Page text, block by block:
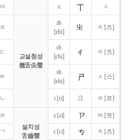
ㅁ x ㅅ
ㅍ
교설첨성
翹舌尖聲
zh
[zhi]
ㅈ [즈]
ㄷ
ch
[chi]
ㅊ [츠]
ㅌ
sh
[shi]
ㅅ [스]
ㄴ r [ri] ㄖ ㄹ [르]
ㄹ
설치성
舌齒聲
z [zi] ㅉ [쯔]
ㄱ c [ci] ㅊ [츠]